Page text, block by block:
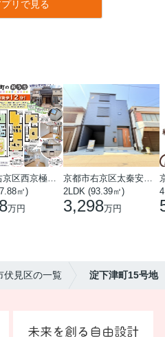
リで見る
京都市右京区西京極中沢町
㎡)
万円
京都市右京区太秦安井藤ノ木町
2LDK (93.39㎡)
3,298万円
伏見区の一覧 淀下津町15号地